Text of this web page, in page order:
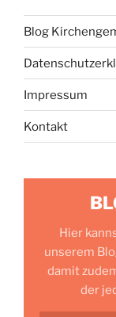
Blog
Impressum
Kontakt
Hier
unserem
damit
der